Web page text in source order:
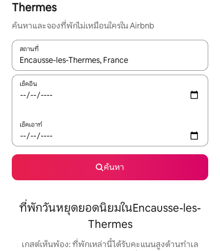
Thermes
ค้นหาและจองที่พักไม่เหมือนใครใน Airbnb
สถานที่
ใช้ลูกศรขึ้นลง หรือใช้การสัมผัสหรือปัด เพื่อสำรวจผลการค้นหา
เช็คอิน
เช็คเอาท์
ค้นหา
ที่พักวันหยุดยอดนิยมในEncausse-les-
Thermes
เกสต์เห็นพ้อง: ที่พักเหล่านี้ได้รับคะแนนสูงด้านทำเล